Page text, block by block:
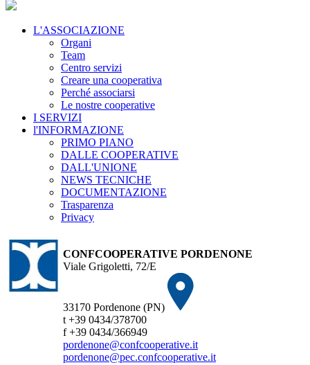
L'ASSOCIAZIONE
Organi
Team
Centro servizi
Creare una cooperativa
Perché associarsi
Le nostre cooperative
I SERVIZI
l'INFORMAZIONE
PRIMO PIANO
DALLE COOPERATIVE
DALL'UNIONE
NEWS TECNICHE
DOCUMENTAZIONE
Trasparenza
Privacy
CONFCOOPERATIVE PORDENONE
Viale Grigoletti, 72/E
33170 Pordenone (PN)
t +39 0434/378700
f +39 0434/366949
pordenone@confcooperative.it
pordenone@pec.confcooperative.it